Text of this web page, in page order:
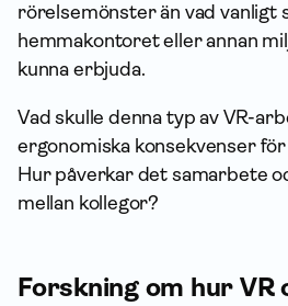
rörelsemönster än vad vanligt
hemmakontoret eller annan
kunna erbjuda.
Vad skulle denna typ av VR-
ergonomiska konsekvenser
Hur påverkar det sam­arbete
mellan kollegor?
Forskning om hur VR